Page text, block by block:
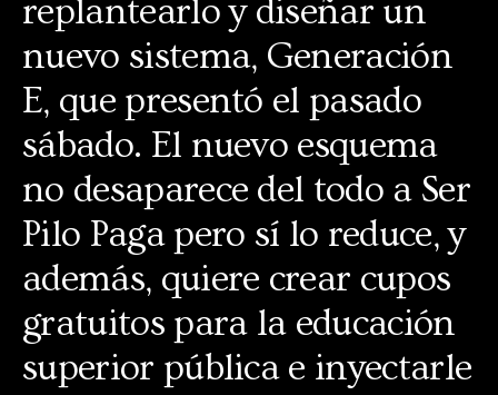
replantearlo y diseñar un
nuevo sistema, Generación
E, que presentó el pasado
sábado. El nuevo esquema
no desaparece del todo a Ser
Pilo Paga pero sí lo reduce, y
además, quiere crear cupos
gratuitos para la educación
superior pública e inyectarle